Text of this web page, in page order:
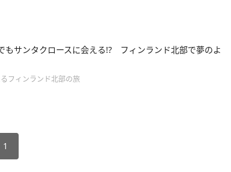
もサンタクロースに会える!? フィンランド北部で夢のよ
フィンランド北部の旅
1